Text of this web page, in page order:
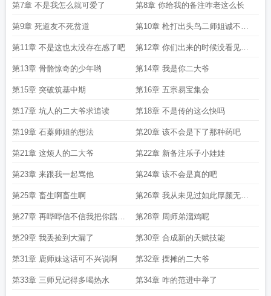
第7章 不是我怎么就可爱了 第8章 你给我的备注咋老这么长
第9章 死道友不死贫道 第10章 枪打出头鸟二师姐诚不欺
我
第11章 不是这也太没存在感了吧 第12章 你们出来的时候没看见他
吗
第13章 骨骼惊奇的少年哟 第14章 我是你二大爷
第15章 突破筑基中期 第16章 五宗易宝集会
第17章 坑人的二大爷求追读 第18章 不是传的这么快吗
第19章 石蓁师姐的想法 第20章 该不会是下了那种药吧
第21章 这烦人的二大爷 第22章 新备注乐子小娃娃
第23章 来跟我一起骂他 第24章 该不会是真的吧
第25章 畜生啊畜生啊 第26章 我从未见过如此厚颜无耻
之人
第27章 再哔哔信不信我把你踹下
去
第28章 周师弟溜鸡呢
第29章 我丢捡到大漏了 第30章 合成新的天赋技能
第31章 鹿师妹这话可不兴说啊 第32章 摆摊的二大爷
第33章 三师兄记得多喝热水 第34章 咋的范进中举了